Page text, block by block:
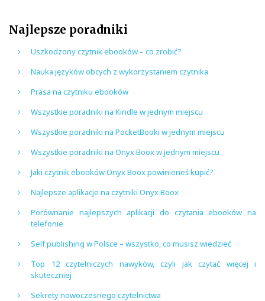
Najlepsze poradniki
Uszkodzony czytnik ebooków – co zrobić?
Nauka języków obcych z wykorzystaniem czytnika
Prasa na czytniku ebooków
Wszystkie poradniki na Kindle w jednym miejscu
Wszystkie poradniki na PocketBooki w jednym miejscu
Wszystkie poradniki na Onyx Boox w jednym miejscu
Jaki czytnik ebooków Onyx Boox powinieneś kupić?
Najlepsze aplikacje na czytniki Onyx Boox
Porównanie najlepszych aplikacji do czytania ebooków na
telefonie
Self publishing w Polsce – wszystko, co musisz wiedzieć
Top 12 czytelniczych nawyków, czyli jak czytać więcej i
skuteczniej
Sekrety nowoczesnego czytelnictwa